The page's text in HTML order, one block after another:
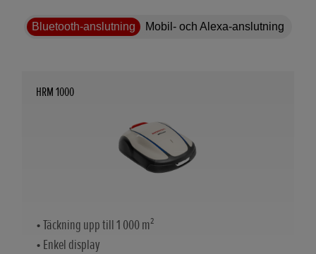
Bluetooth-anslutning Mobil- och Alexa-anslutning
HRM 1000
• Täckning upp till 1 000 m²
• Enkel display